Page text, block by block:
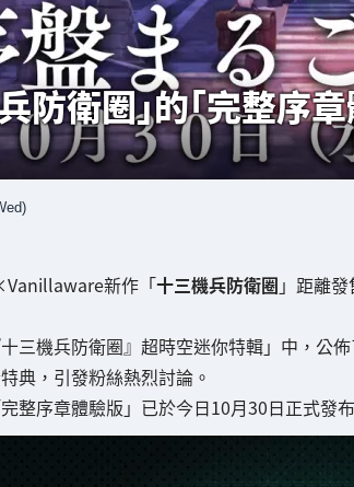
防衛圈」的「完整序
新作「十三機兵防衛圈 」距離
三機兵防衛圈』超時空迷你特輯」中，公
典，引發粉絲熱烈討論。
整序章體驗版」已於今日10月30日正式發布